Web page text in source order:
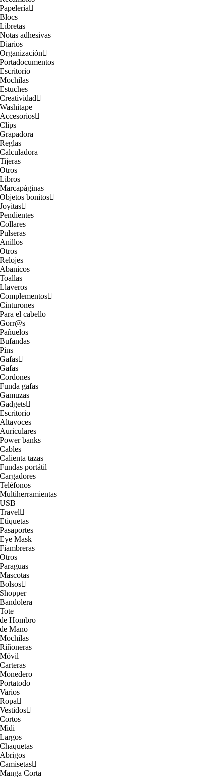
Papelería
Blocs
Libretas
Notas adhesivas
Diarios
Organización
Portadocumentos
Escritorio
Mochilas
Estuches
Creatividad
Washitape
Accesorios
Clips
Grapadora
Reglas
Calculadora
Tijeras
Otros
Libros
Marcapáginas
Objetos bonitos
Joyitas
Pendientes
Collares
Pulseras
Anillos
Otros
Relojes
Abanicos
Toallas
Llaveros
Complementos
Cinturones
Para el cabello
Gorr@s
Pañuelos
Bufandas
Pins
Gafas
Gafas
Cordones
Funda gafas
Gamuzas
Gadgets
Escritorio
Altavoces
Auriculares
Power banks
Cables
Calienta tazas
Fundas portátil
Cargadores
Teléfonos
Multiherramientas
USB
Travel
Etiquetas
Pasaportes
Eye Mask
Fiambreras
Otros
Paraguas
Mascotas
Bolsos
Shopper
Bandolera
Tote
de Hombro
de Mano
Mochilas
Riñoneras
Móvil
Carteras
Monedero
Portatodo
Varios
Ropa
Vestidos
Cortos
Midi
Largos
Chaquetas
Abrigos
Camisetas
Manga Corta